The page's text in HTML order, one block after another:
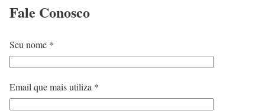
Fale Conosco
Seu nome *
Email que mais utiliza *